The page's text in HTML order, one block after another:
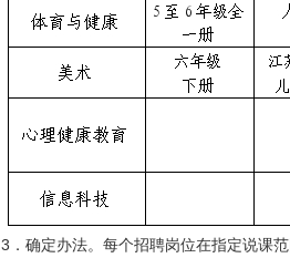
3．确定办法。每个招聘岗位在指定说课